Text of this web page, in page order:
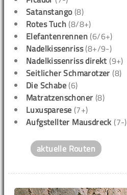
Satanstango(8)
Rotes Tuch (8/8+)
Elefantenrennen (6/6+)
Nadelkissenriss(8+/9-)
Nadelkissenriss direkt (9+)
Seitlicher Schmarotzer (8)
Die Schabe (6)
Matratzenschoner (8)
Luxusparese (7+)
Aufgstellter Mausdreck (7-)
aktuelle Routen